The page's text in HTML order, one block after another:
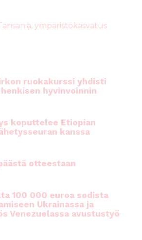
A
, ympäristökasvatus
ruokakurssi yhdisti
hyvinvoinnin
koputtelee Etiopian
kanssa
otteestaan
100 000 euroa sodista
Ukrainassa ja
Venezuelassa avustustyö